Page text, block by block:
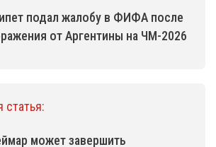
подал жалобу в ФИФА после
от Аргентины на ЧМ-2026
может завершить